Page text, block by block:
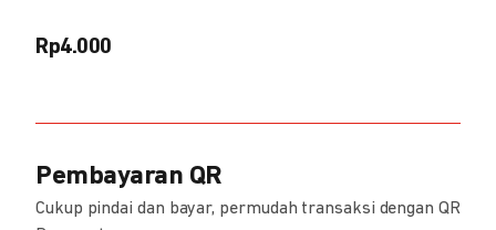
Rp4.000
Pembayaran QR
Cukup pindai dan bayar, permudah transaksi dengan QR